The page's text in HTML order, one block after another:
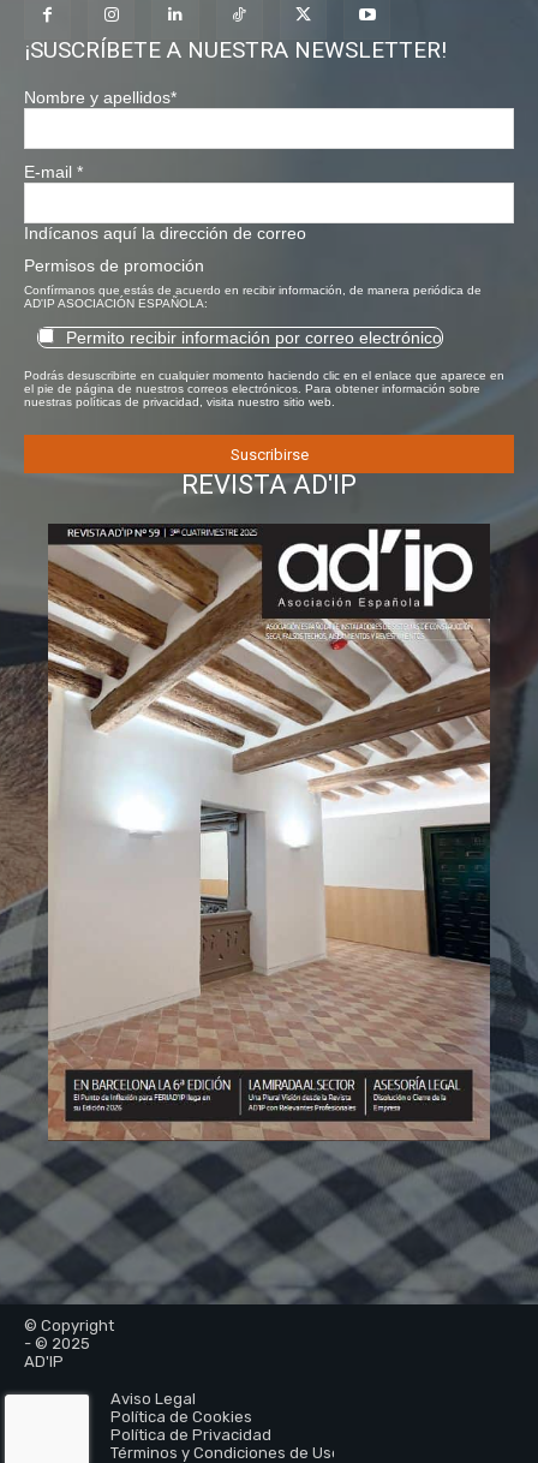
¡SUSCRÍBETE A NUESTRA NEWSLETTER!
Nombre y apellidos*
E-mail *
Indícanos aquí la dirección de correo
Permisos de promoción
Confírmanos que estás de acuerdo en recibir información, de manera periódica de
AD'IP ASOCIACIÓN ESPAÑOLA:
Permito recibir información por correo electrónico
Podrás desuscribirte en cualquier momento haciendo clic en el enlace que aparece en
el pie de página de nuestros correos electrónicos. Para obtener información sobre
nuestras políticas de privacidad, visita nuestro sitio web.
REVISTA AD'IP
© Copyright
- © 2025
AD'IP
Aviso Legal
Política de Cookies
Política de Privacidad
Términos y Condiciones de Uso